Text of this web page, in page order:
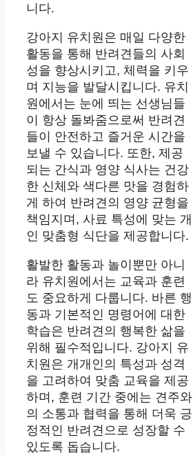
니다.
강아지 유치원은 매일 다양한
활동을 통해 반려견들의 사회
성을 향상시키고, 체력을 키우
며 지능을 발달시킵니다. 유치
원에서는 눈에 띄는 선생님들
이 항상 돌봐줌으로써 반려견
들이 안전하고 즐거운 시간을
보낼 수 있습니다. 또한, 제공
되는 간식과 영양 식사는 건강
한 신체와 색다른 맛을 경험하
게 하여 반려견의 영양 균형을
책임지며, 사료 특성에 맞는 개
인 맞춤형 식단을 제공합니다.
활발한 활동과 놀이뿐만 아니
라 유치원에서는 교육과 훈련
도 중요하게 다룹니다. 바른 행
동과 기본적인 명령어에 대한
학습은 반려견의 행복한 삶을
위해 필수적입니다. 강아지 유
치원은 개개인의 특성과 성격
을 고려하여 맞춤 교육을 제공
하며, 훈련 기간 중에는 견주와
의 소통과 협력을 통해 더욱 긍
정적인 반려견으로 성장할 수
있도록 돕습니다.